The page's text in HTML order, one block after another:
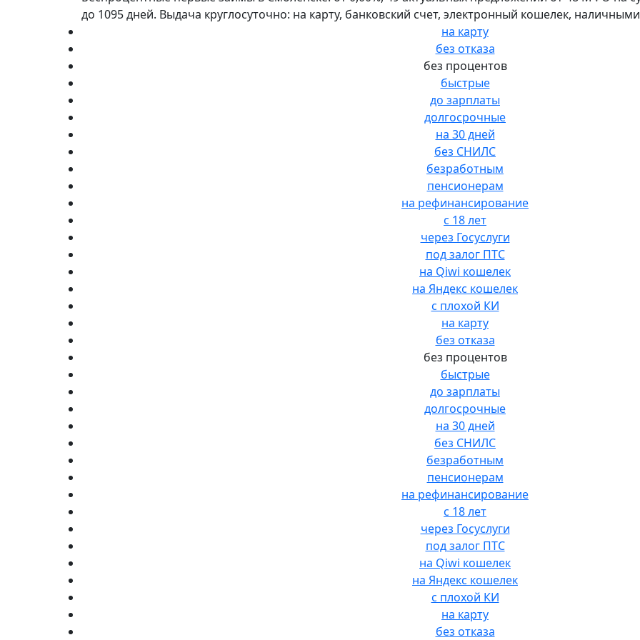
до 1095 дней. Выдача круглосуточно: на карту, банковский счет, электронный кошелек,
на карту
без отказа
без процентов
быстрые
до зарплаты
долгосрочные
на 30 дней
без СНИЛС
безработным
пенсионерам
на рефинансирование
с 18 лет
через Госуслуги
под залог ПТС
на Qiwi кошелек
на Яндекс кошелек
с плохой КИ
на карту
без отказа
без процентов
быстрые
до зарплаты
долгосрочные
на 30 дней
без СНИЛС
безработным
пенсионерам
на рефинансирование
с 18 лет
через Госуслуги
под залог ПТС
на Qiwi кошелек
на Яндекс кошелек
с плохой КИ
на карту
без отказа